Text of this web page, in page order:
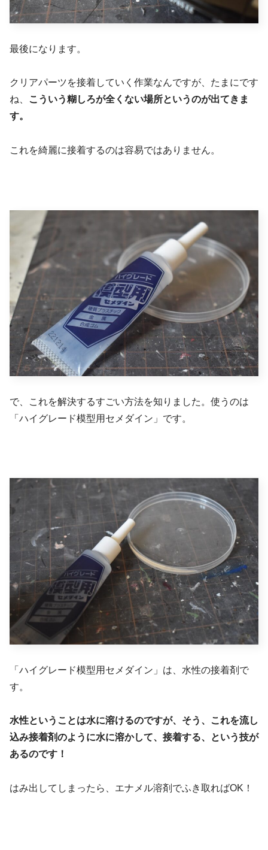
最後になります。
クリアパーツを接着していく作業なんですが、たまにです
ね、
こういう糊しろが全くない場所というのが出てきま
す。
これを綺麗に接着するのは容易ではありません。
で、これを解決するすごい方法を知りました。使うのは
「ハイグレード模型用セメダイン」です。
「ハイグレード模型用セメダイン」は、水性の接着剤で
す。
水性ということは水に溶けるのですが、そう、これを流し
込み接着剤のように水に溶かして、接着する、という技が
あるのです！
はみ出してしまったら、エナメル溶剤でふき取ればOK！